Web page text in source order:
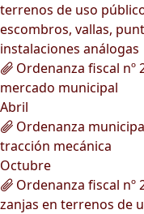
terrenos de uso
escombros, vallas,
instalaciones análogas
Ordenanza fiscal nº
mercado municipal
Abril
Ordenanza
tracción mecánica
Octubre
Ordenanza fiscal nº
zanjas en terrenos de